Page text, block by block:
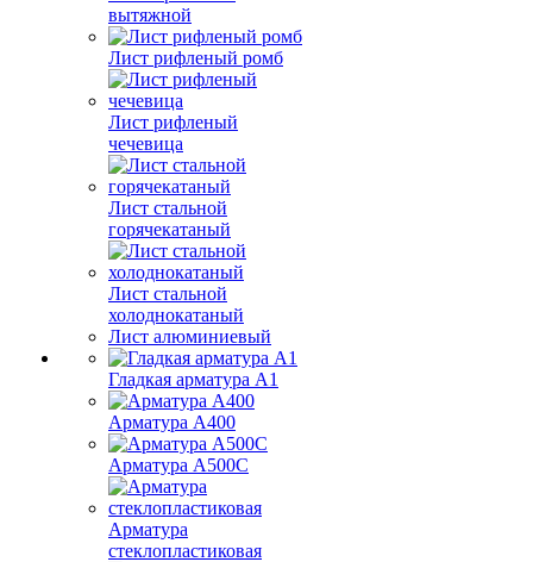
вытяжной
Лист рифленый ромб
Лист рифленый
чечевица
Лист стальной
горячекатаный
Лист стальной
холоднокатаный
Лист алюминиевый
Гладкая арматура А1
Арматура А400
Арматура A500C
Арматура
стеклопластиковая